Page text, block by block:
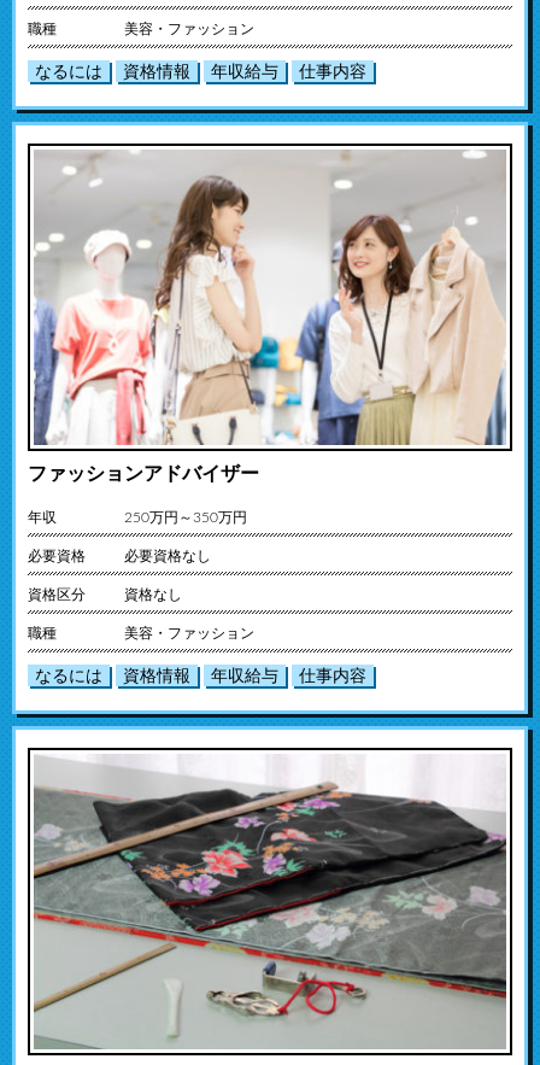
職種 美容・ファッション
なるには 資格情報 年収給与 仕事内容
ファッションアドバイザー
年収 250万円～350万円
必要資格 必要資格なし
資格区分 資格なし
職種 美容・ファッション
なるには 資格情報 年収給与 仕事内容